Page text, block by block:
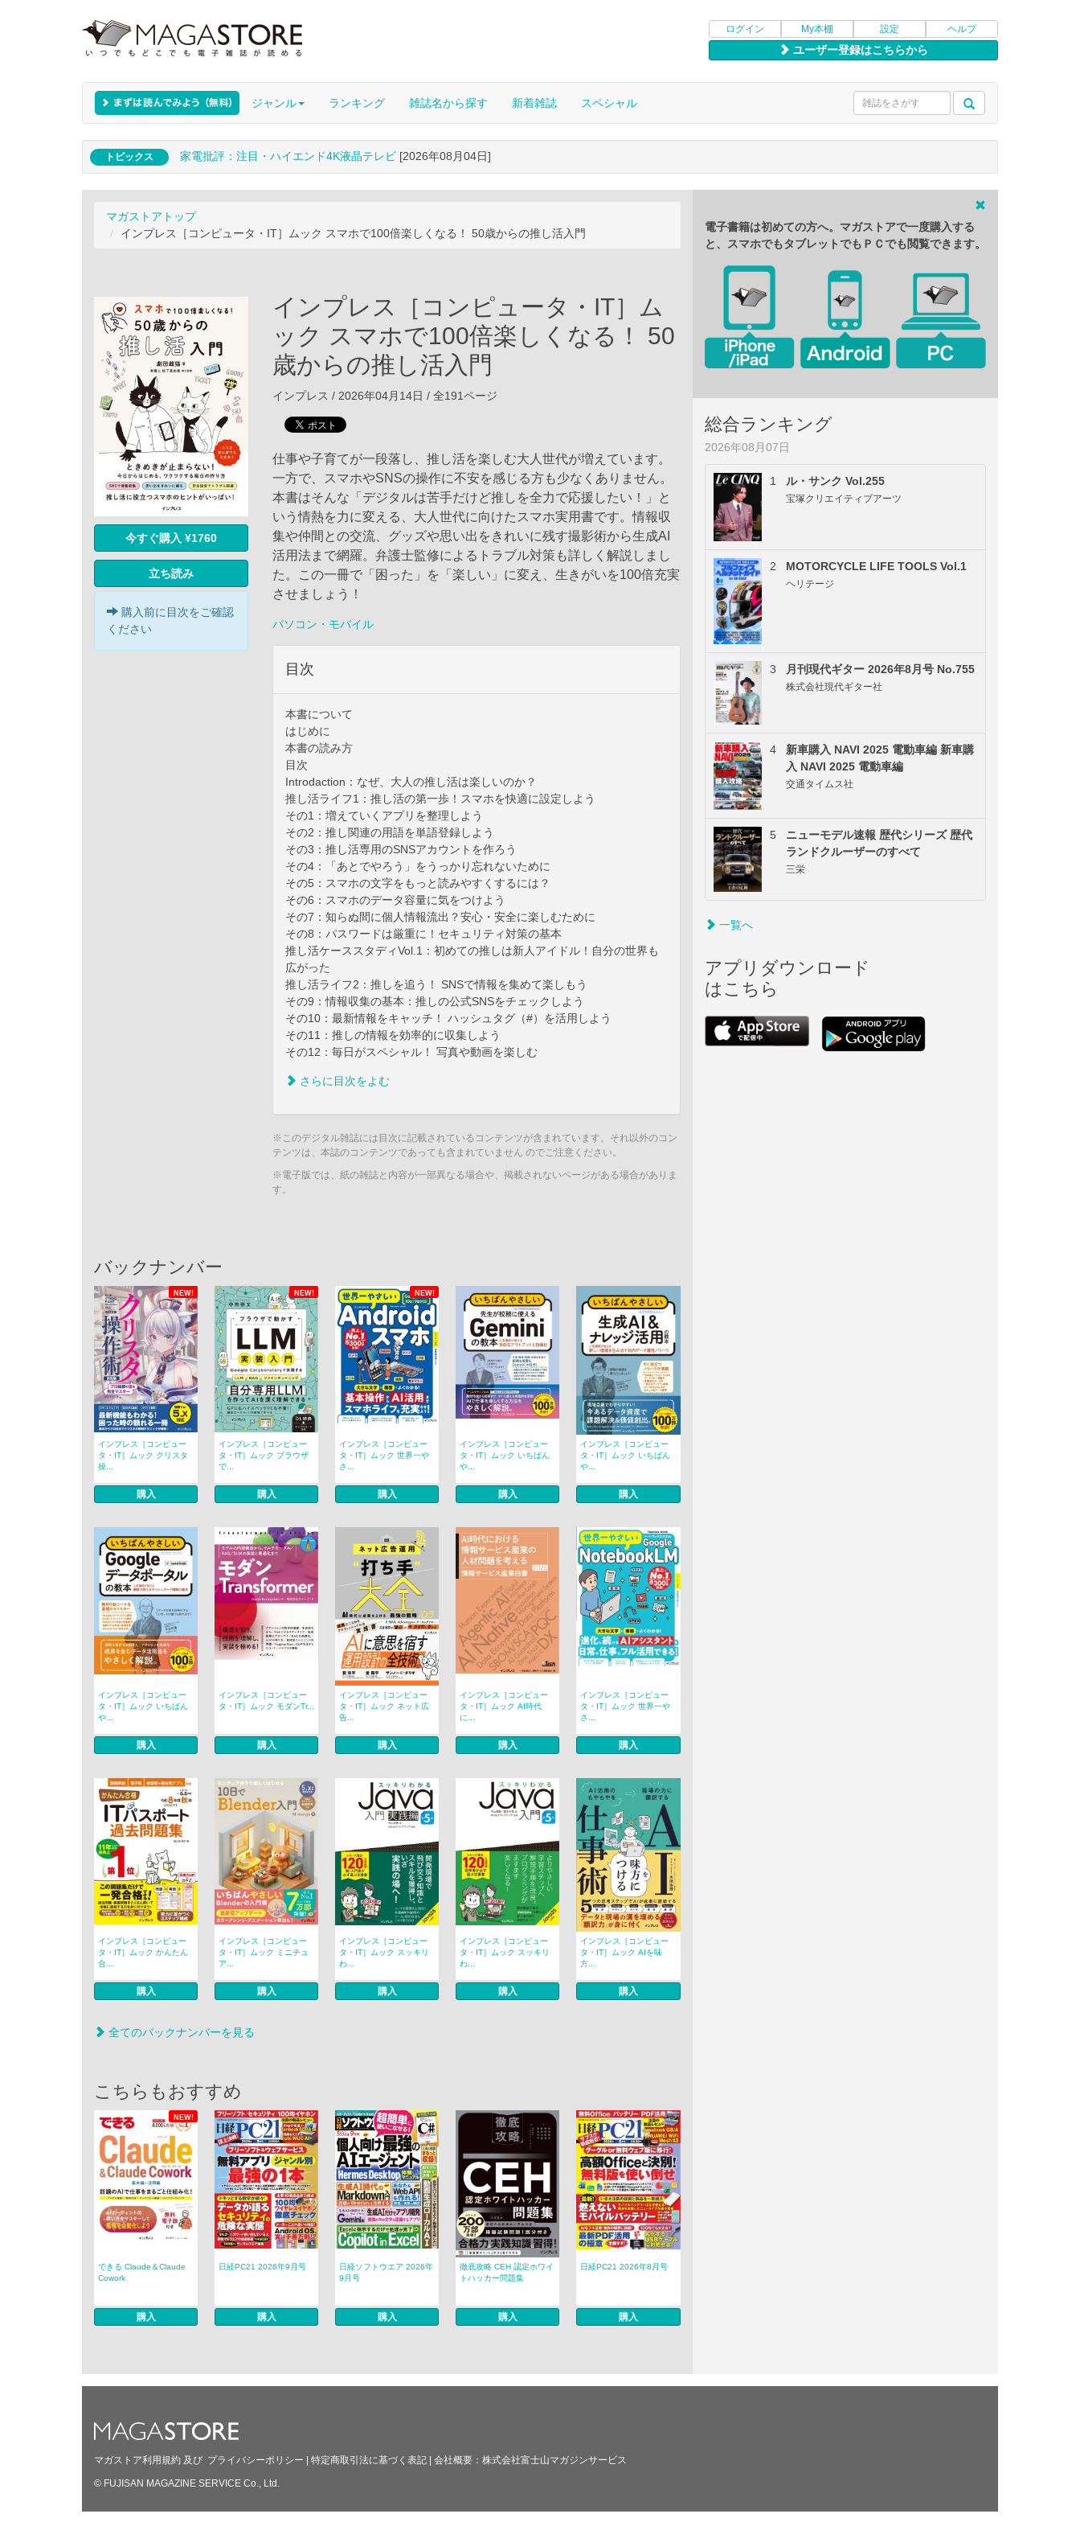
ログイン My本棚 設定 ヘルプ
ユーザー登録はこちらから
ジャンル ランキング 雑誌名から探す 新着雑誌 スペシャル
トピックス 家電批評：注目・ハイエンド4K液晶テレビ [2026年08月04日]
マガストアトップ
インプレス［コンピュータ・IT］ムック スマホで100倍楽しくなる！ 50歳からの推し活入門
今すぐ購入 ¥1760
立ち読み
購入前に目次をご確認
ください
インプレス［コンピュータ・IT］ム
ック スマホで100倍楽しくなる！ 50
歳からの推し活入門
インプレス / 2026年04月14日 / 全191ページ
仕事や子育てが一段落し、推し活を楽しむ大人世代が増えています。
一方で、スマホやSNSの操作に不安を感じる方も少なくありません。
本書はそんな「デジタルは苦手だけど推しを全力で応援したい！」と
いう情熱を力に変える、大人世代に向けたスマホ実用書です。情報収
集や仲間との交流、グッズや思い出をきれいに残す撮影術から生成AI
活用法まで網羅。弁護士監修によるトラブル対策も詳しく解説しまし
た。この一冊で「困った」を「楽しい」に変え、生きがいを100倍充実
させましょう！
パソコン・モバイル
目次
本書について
はじめに
本書の読み方
目次
Introdaction：なぜ、大人の推し活は楽しいのか？
推し活ライフ1：推し活の第一歩！スマホを快適に設定しよう
その1：増えていくアプリを整理しよう
その2：推し関連の用語を単語登録しよう
その3：推し活専用のSNSアカウントを作ろう
その4：「あとでやろう」をうっかり忘れないために
その5：スマホの文字をもっと読みやすくするには？
その6：スマホのデータ容量に気をつけよう
その7：知らぬ間に個人情報流出？安心・安全に楽しむために
その8：パスワードは厳重に！セキュリティ対策の基本
推し活ケーススタディVol.1：初めての推しは新人アイドル！自分の世界も
広がった
推し活ライフ2：推しを追う！ SNSで情報を集めて楽しもう
その9：情報収集の基本：推しの公式SNSをチェックしよう
その10：最新情報をキャッチ！ ハッシュタグ（#）を活用しよう
その11：推しの情報を効率的に収集しよう
その12：毎日がスペシャル！ 写真や動画を楽しむ
さらに目次をよむ
※このデジタル雑誌には目次に記載されているコンテンツが含まれています。それ以外のコン
テンツは、本誌のコンテンツであっても含まれていません のでご注意ください。
※電子版では、紙の雑誌と内容が一部異なる場合や、掲載されないページがある場合がありま
す。
バックナンバー
NEW! NEW! NEW!
インプレス［コンピュー
タ・IT］ムック クリスタ
操...
購入
インプレス［コンピュー
タ・IT］ムック ブラウザ
で...
購入
インプレス［コンピュー
タ・IT］ムック 世界一や
さ...
購入
インプレス［コンピュー
タ・IT］ムック いちばん
や...
購入
インプレス［コンピュー
タ・IT］ムック いちばん
や...
購入
インプレス［コンピュー
タ・IT］ムック いちばん
や...
購入
インプレス［コンピュー
タ・IT］ムック モダンTr...
購入
インプレス［コンピュー
タ・IT］ムック ネット広
告...
購入
インプレス［コンピュー
タ・IT］ムック AI時代
に...
購入
インプレス［コンピュー
タ・IT］ムック 世界一や
さ...
購入
インプレス［コンピュー
タ・IT］ムック かんたん
合...
購入
インプレス［コンピュー
タ・IT］ムック ミニチュ
ア...
購入
インプレス［コンピュー
タ・IT］ムック スッキリ
わ...
購入
インプレス［コンピュー
タ・IT］ムック スッキリ
わ...
購入
インプレス［コンピュー
タ・IT］ムック AIを味
方...
購入
全てのバックナンバーを見る
こちらもおすすめ
NEW!
できる Claude＆Claude
Cowork
購入
日経PC21 2026年9月号
購入
日経ソフトウエア 2026年
9月号
購入
徹底攻略 CEH 認定ホワイ
トハッカー問題集
購入
日経PC21 2026年8月号
購入
電子書籍は初めての方へ。マガストアで一度購入する
と、スマホでもタブレットでもＰＣでも閲覧できます。
総合ランキング
2026年08月07日
1 ル・サンク Vol.255
宝塚クリエイティブアーツ
2 MOTORCYCLE LIFE TOOLS Vol.1
ヘリテージ
3 月刊現代ギター 2026年8月号 No.755
株式会社現代ギター社
4
新車購入 NAVI 2025 電動車編 新車購
入 NAVI 2025 電動車編
交通タイムス社
5
ニューモデル速報 歴代シリーズ 歴代
ランドクルーザーのすべて
三栄
一覧へ
アプリダウンロード
はこちら
マガストア利用規約 及び プライバシーポリシー 特定商取引法に基づく表記 会社概要： 株式会社富士山マガジンサービス
© FUJISAN MAGAZINE SERVICE Co., Ltd.